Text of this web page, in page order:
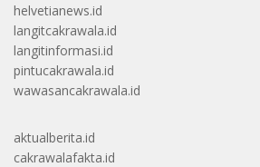
helvetianews.id
langitcakrawala.id
langitinformasi.id
pintucakrawala.id
wawasancakrawala.id
aktualberita.id
cakrawalafakta.id